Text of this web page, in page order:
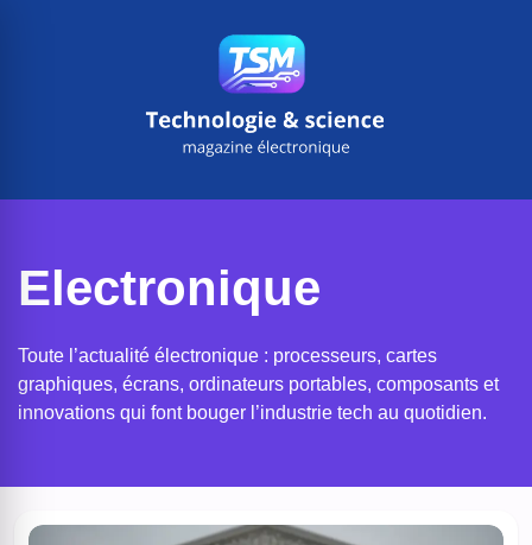
Electronique
Toute l’actualité électronique : processeurs, cartes
graphiques, écrans, ordinateurs portables, composants et
innovations qui font bouger l’industrie tech au quotidien.